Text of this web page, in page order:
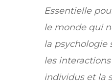
Essentielle
le monde qui
la psychologie
les
individus et la